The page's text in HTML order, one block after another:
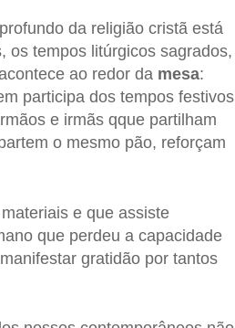
da religião cristã está
os tempos litúrgicos sagrados,
ao redor da mesa:
participa dos tempos festivos
e irmãs qque partilham
o mesmo pão, reforçam
e que assiste
que perdeu a capacidade
gratidão por tantos